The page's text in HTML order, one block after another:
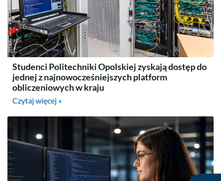
Studenci Politechniki Opolskiej zyskają dostęp do
jednej z najnowocześniejszych platform
obliczeniowych w kraju
Czytaj więcej »